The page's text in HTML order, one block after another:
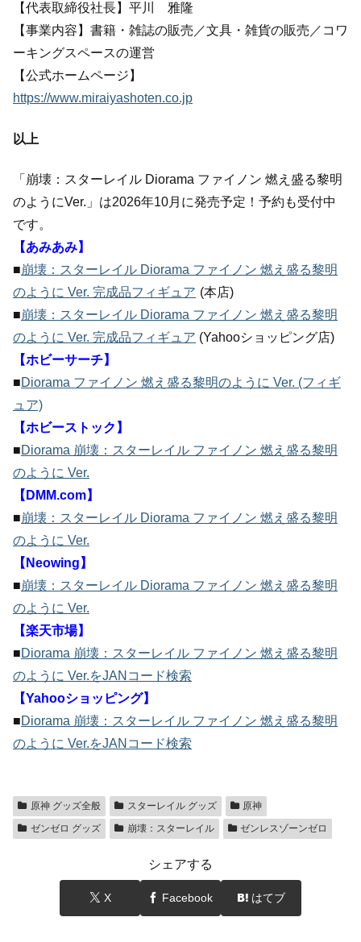
【代表取締役社長】平川 雅隆
【事業内容】書籍・雑誌の販売／文具・雑貨の販売／コワ
ーキングスペースの運営
【公式ホームページ】
https://www.miraiyashoten.co.jp
以上
「崩壊：スターレイル Diorama ファイノン 燃え盛る黎明
のようにVer.」は2026年10月に発売予定！予約も受付中
です。
【あみあみ】
■崩壊：スターレイル Diorama ファイノン 燃え盛る黎明
のように Ver. 完成品フィギュア (本店)
■崩壊：スターレイル Diorama ファイノン 燃え盛る黎明
のように Ver. 完成品フィギュア (Yahooショッピング店)
【ホビーサーチ】
■Diorama ファイノン 燃え盛る黎明のように Ver. (フィギ
ュア)
【ホビーストック】
■Diorama 崩壊：スターレイル ファイノン 燃え盛る黎明
のように Ver.
【DMM.com】
■崩壊：スターレイル Diorama ファイノン 燃え盛る黎明
のように Ver.
【Neowing】
■崩壊：スターレイル Diorama ファイノン 燃え盛る黎明
のように Ver.
【楽天市場】
■Diorama 崩壊：スターレイル ファイノン 燃え盛る黎明
のように Ver.をJANコード検索
【Yahooショッピング】
■Diorama 崩壊：スターレイル ファイノン 燃え盛る黎明
のように Ver.をJANコード検索
原神 グッズ全般 スターレイル グッズ
原神
ゼンゼロ グッズ
崩壊：スターレイル ゼンレスゾーンゼロ
シェアする
X Facebook はてブ